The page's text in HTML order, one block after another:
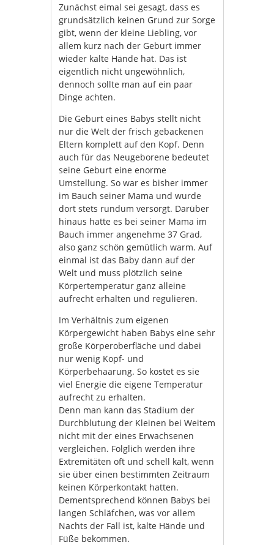
Zunächst eimal sei gesagt, dass es
grundsätzlich keinen Grund zur Sorge
gibt, wenn der kleine Liebling, vor
allem kurz nach der Geburt immer
wieder kalte Hände hat. Das ist
eigentlich nicht ungewöhnlich,
dennoch sollte man auf ein paar
Dinge achten.
Die Geburt eines Babys stellt nicht
nur die Welt der frisch gebackenen
Eltern komplett auf den Kopf. Denn
auch für das Neugeborene bedeutet
seine Geburt eine enorme
Umstellung. So war es bisher immer
im Bauch seiner Mama und wurde
dort stets rundum versorgt. Darüber
hinaus hatte es bei seiner Mama im
Bauch immer angenehme 37 Grad,
also ganz schön gemütlich warm. Auf
einmal ist das Baby dann auf der
Welt und muss plötzlich seine
Körpertemperatur ganz alleine
aufrecht erhalten und regulieren.
Im Verhältnis zum eigenen
Körpergewicht haben Babys eine sehr
große Körperoberfläche und dabei
nur wenig Kopf- und
Körperbehaarung. So kostet es sie
viel Energie die eigene Temperatur
aufrecht zu erhalten.
Denn man kann das Stadium der
Durchblutung der Kleinen bei Weitem
nicht mit der eines Erwachsenen
vergleichen. Folglich werden ihre
Extremitäten oft und schell kalt, wenn
sie über einen bestimmten Zeitraum
keinen Körperkontakt hatten.
Dementsprechend können Babys bei
langen Schläfchen, was vor allem
Nachts der Fall ist, kalte Hände und
Füße bekommen.